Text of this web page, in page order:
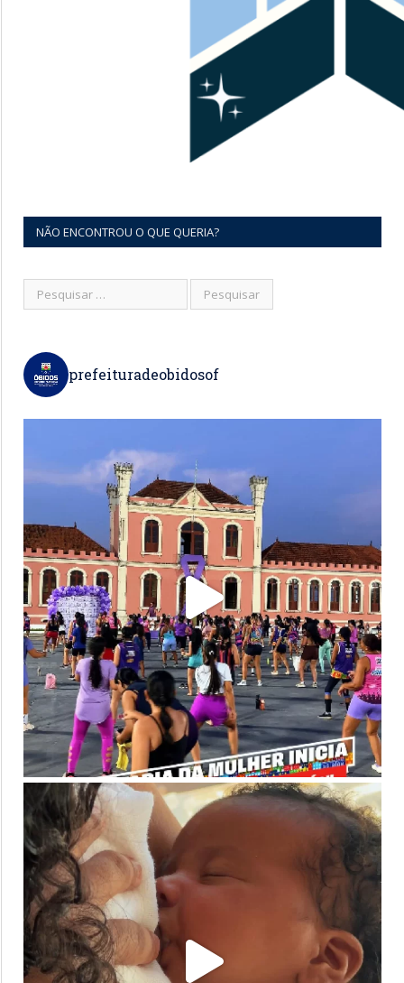
NÃO ENCONTROU O QUE QUERIA?
prefeituradeobidosof